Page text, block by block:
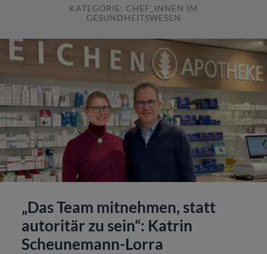
KATEGORIE: CHEF_INNEN IM
GESUNDHEITSWESEN
„Das Team mitnehmen, statt
autoritär zu sein“: Katrin
Scheunemann-Lorra